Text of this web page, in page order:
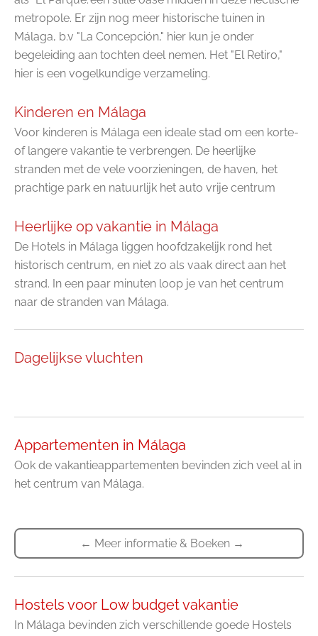
metropole. Er zijn nog meer historische tuinen in
Málaga, b.v "La Concepción," hier kun je onder
begeleiding aan tochten deel nemen. Het "El Retiro,"
hier is een vogelkundige verzameling.
Kinderen en Málaga
Voor kinderen is Málaga een ideale stad om een korte-
of langere vakantie te verbrengen. De heerlijke
stranden met de vele voorzieningen, de haven, het
prachtige park en natuurlijk het auto vrije centrum
Heerlijke op vakantie in Málaga
De Hotels in Málaga liggen hoofdzakelijk rond het
historisch centrum, en niet zo als vaak direct aan het
strand. In een paar minuten loop je van het centrum
naar de stranden van Málaga.
Dagelijkse vluchten
Appartementen in Málaga
Ook de vakantieappartementen bevinden zich veel al in
het centrum van Málaga.
← Meer informatie & Boeken →
Hostels voor Low budget vakantie
In Málaga bevinden zich verschillende goede Hostels